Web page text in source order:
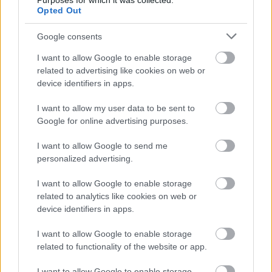
Opted Out
Google consents
I want to allow Google to enable storage
related to advertising like cookies on web or
device identifiers in apps.
I want to allow my user data to be sent to
Google for online advertising purposes.
I want to allow Google to send me
personalized advertising.
I want to allow Google to enable storage
related to analytics like cookies on web or
device identifiers in apps.
I want to allow Google to enable storage
related to functionality of the website or app.
Santos, Cani y compañía.
La pareja de mediocentros es innegociable para el técnico y
a un medio más defensivo le acompaña otro con más
creativo como lo fueron Jesús Vázquez y Viqueira en el
Recre, Coquelin/Kondogbia y Parejo en Valencia o Bruno y
¡A vender! Los perdedores de la jornada 17
Pobre rendimiento, pérdida de la
titularidad, lesiones...Estos cinco
perdedores de la jornada 17.
Puede ser el momento ideal para
plantearse su venta y ponerlos en
valor.